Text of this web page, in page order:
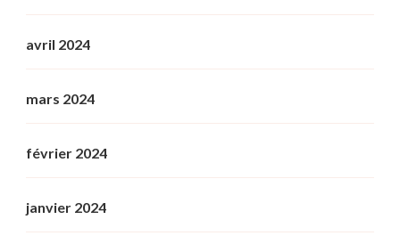
avril 2024
mars 2024
février 2024
janvier 2024